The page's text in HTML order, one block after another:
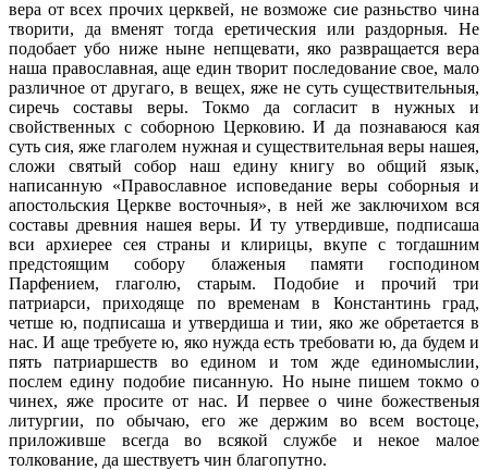
вера от всех прочих церквей, не возможе сие разньство чина
творити, да вменят тогда еретическия или раздорныя. Не
подобает убо ниже ныне непщевати, яко развращается вера
наша православная, аще един творит последование свое, мало
различное от другаго, в вещех, яже не суть существительныя,
сиречь составы веры. Токмо да согласит в нужных и
свойственных с соборною Церковию. И да познаваюся кая
суть сия, яже глаголем нужная и существительная веры нашея,
сложи святый собор наш едину книгу во общий язык,
написанную «Православное исповедание веры соборныя и
апостольския Церкве восточныя», в ней же заключихом вся
составы древния нашея веры. И ту утвердивше, подписаша
вси архиерее сея страны и клирицы, вкупе с тогдашним
предстоящим собору блаженыя памяти господином
Парфением, глаголю, старым. Подобие и прочий три
патриарси, приходяще по временам в Константинь град,
четше ю, подписаша и утвердиша и тии, яко же обретается в
нас. И аще требуете ю, яко нужда есть требовати ю, да будем и
пять патриаршеств во едином и том жде единомыслии,
послем едину подобие писанную. Но ныне пишем токмо о
чинех, яже просите от нас. И первее о чине божественыя
литургии, по обычаю, его же держим во всем востоце,
приложивше всегда во всякой службе и некое малое
толкование, да шествуетъ чин благопутно.